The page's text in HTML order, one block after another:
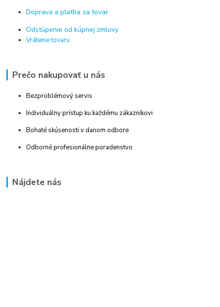
Doprava a platba za tovar
Odstúpenie od kúpnej zmluvy
Vrátenie tovaru
Prečo nakupovať u nás
Bezproblémový servis
Individuálny prístup ku každému zákazníkovi
Bohaté skúsenosti v danom odbore
Odborné profesionálne poradenstvo
Nájdete nás